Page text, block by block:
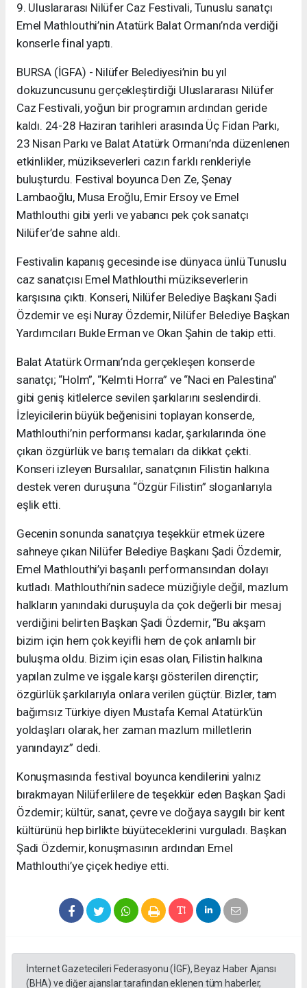
9. Uluslararası Nilüfer Caz Festivali, Tunuslu sanatçı
Emel Mathlouthi’nin Atatürk Balat Ormanı’nda verdiği
konserle final yaptı.
BURSA (İGFA) - Nilüfer Belediyesi’nin bu yıl
dokuzuncusunu gerçekleştirdiği Uluslararası Nilüfer
Caz Festivali, yoğun bir programın ardından geride
kaldı. 24-28 Haziran tarihleri arasında Üç Fidan Parkı,
23 Nisan Parkı ve Balat Atatürk Ormanı’nda düzenlenen
etkinlikler, müzikseverleri cazın farklı renkleriyle
buluşturdu. Festival boyunca Den Ze, Şenay
Lambaoğlu, Musa Eroğlu, Emir Ersoy ve Emel
Mathlouthi gibi yerli ve yabancı pek çok sanatçı
Nilüfer’de sahne aldı.
Festivalin kapanış gecesinde ise dünyaca ünlü Tunuslu
caz sanatçısı Emel Mathlouthi müzikseverlerin
karşısına çıktı. Konseri, Nilüfer Belediye Başkanı Şadi
Özdemir ve eşi Nuray Özdemir, Nilüfer Belediye Başkan
Yardımcıları Bukle Erman ve Okan Şahin de takip etti.
Balat Atatürk Ormanı’nda gerçekleşen konserde
sanatçı; “Holm”, “Kelmti Horra” ve “Naci en Palestina”
gibi geniş kitlelerce sevilen şarkılarını seslendirdi.
İzleyicilerin büyük beğenisini toplayan konserde,
Mathlouthi’nin performansı kadar, şarkılarında öne
çıkan özgürlük ve barış temaları da dikkat çekti.
Konseri izleyen Bursalılar, sanatçının Filistin halkına
destek veren duruşuna “Özgür Filistin” sloganlarıyla
eşlik etti.
Gecenin sonunda sanatçıya teşekkür etmek üzere
sahneye çıkan Nilüfer Belediye Başkanı Şadi Özdemir,
Emel Mathlouthi’yi başarılı performansından dolayı
kutladı. Mathlouthi’nin sadece müziğiyle değil, mazlum
halkların yanındaki duruşuyla da çok değerli bir mesaj
verdiğini belirten Başkan Şadi Özdemir, “Bu akşam
bizim için hem çok keyifli hem de çok anlamlı bir
buluşma oldu. Bizim için esas olan, Filistin halkına
yapılan zulme ve işgale karşı gösterilen dirençtir;
özgürlük şarkılarıyla onlara verilen güçtür. Bizler, tam
bağımsız Türkiye diyen Mustafa Kemal Atatürk'ün
yoldaşları olarak, her zaman mazlum milletlerin
yanındayız” dedi.
Konuşmasında festival boyunca kendilerini yalnız
bırakmayan Nilüferlilere de teşekkür eden Başkan Şadi
Özdemir; kültür, sanat, çevre ve doğaya saygılı bir kent
kültürünü hep birlikte büyüteceklerini vurguladı. Başkan
Şadi Özdemir, konuşmasının ardından Emel
Mathlouthi’ye çiçek hediye etti.
İnternet Gazetecileri Federasyonu (İGF), Beyaz Haber Ajansı
(BHA) ve diğer ajanslar tarafından eklenen tüm haberler,